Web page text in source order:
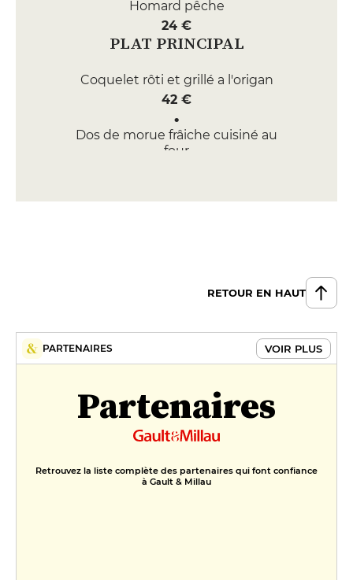
Homard pêche
24 €
PLAT PRINCIPAL
Coquelet rôti et grillé a l'origan
42 €
Dos de morue frâiche cuisiné au
four
RETOUR EN HAUT
PARTENAIRES VOIR PLUS
Partenaires
Retrouvez la liste complète des partenaires qui font confiance
à Gault & Millau